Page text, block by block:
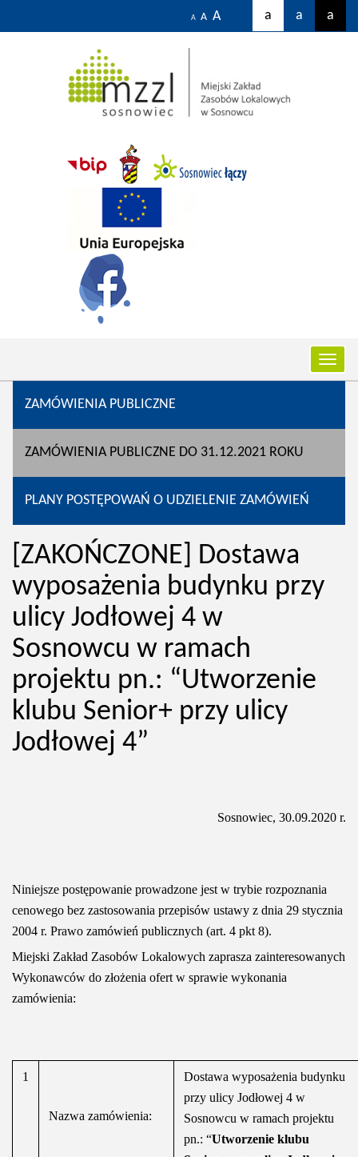
A A A a a a
ZAMÓWIENIA PUBLICZNE
ZAMÓWIENIA PUBLICZNE DO 31.12.2021 ROKU
PLANY POSTĘPOWAŃ O UDZIELENIE ZAMÓWIEŃ
[ZAKOŃCZONE] Dostawa
wyposażenia budynku przy
ulicy Jodłowej 4 w
Sosnowcu w ramach
projektu pn.: “Utworzenie
klubu Senior+ przy ulicy
Jodłowej 4”
Sosnowiec, 30.09.2020 r.
Niniejsze postępowanie prowadzone jest w trybie rozpoznania
cenowego bez zastosowania przepisów ustawy z dnia 29 stycznia
2004 r. Prawo zamówień publicznych (art. 4 pkt 8).
Miejski Zakład Zasobów Lokalowych zaprasza zainteresowanych
Wykonawców do złożenia ofert w sprawie wykonania
zamówienia:
1
Nazwa zamówienia:
Dostawa wyposażenia budynku
przy ulicy Jodłowej 4 w
Sosnowcu w ramach projektu
pn.: “Utworzenie klubu